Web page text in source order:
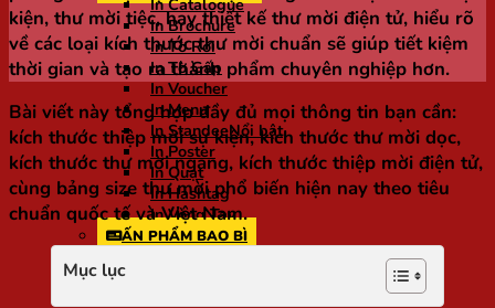
In Catalogue
In Brochure
In Tờ Rơi
In Tờ Gấp
In Voucher
In Menu
In Standee
In Poster
In Quạt
In Hashtag
In Vòng Tay
ẤN PHẨM BAO BÌ
kiện, thư mời tiệc, hay thiết kế thư mời điện tử, hiểu rõ
về các loại kích thước thư mời chuẩn sẽ giúp tiết kiệm
thời gian và tạo ra thành phẩm chuyên nghiệp hơn.
Bài viết này tổng hợp đầy đủ mọi thông tin bạn cần:
kích thước thiệp mời sự kiện, kích thước thư mời dọc,
kích thước thư mời ngang, kích thước thiệp mời điện tử,
cùng bảng size thư mời phổ biến hiện nay theo tiêu
chuẩn quốc tế và Việt Nam.
Mục lục